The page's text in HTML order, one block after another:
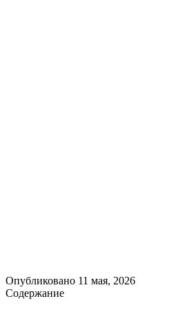
Опубликовано 11 мая, 2026
Содержание